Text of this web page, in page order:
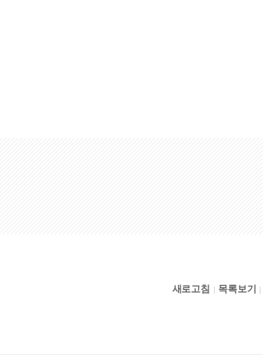
새로고침 | 목록보기 |